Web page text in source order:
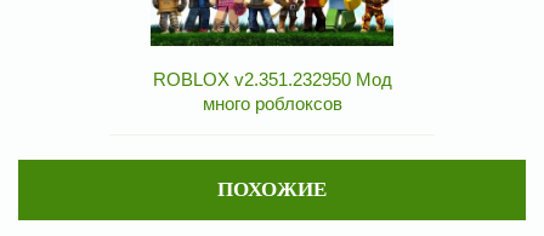
ROBLOX v2.351.232950 Мод
много роблоксов
ПОХОЖИЕ